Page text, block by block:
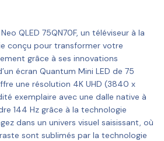
QLED 75QN70F, un téléviseur à la
conçu pour transformer votre
grâce à ses innovations
écran Quantum Mini LED de 75
une résolution 4K UHD (3840 x
exemplaire avec une dalle native à
144 Hz grâce à la technologie
dans un univers visuel saisissant, où
sont sublimés par la technologie